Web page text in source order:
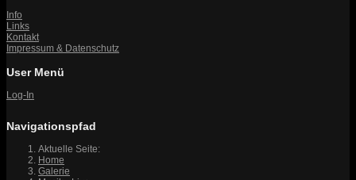
Info
Links
Kontakt
Impressum & Datenschutz
User Menü
Log-In
Navigationspfad
Aktuelle Seite:
Home
Galerie